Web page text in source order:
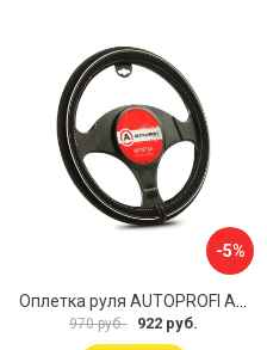
-5%
970 руб. 922 руб.